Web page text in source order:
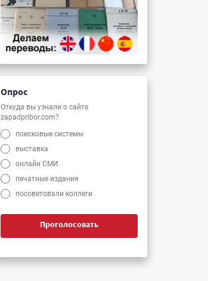
Опрос
Откуда вы узнали о сайте
zapadpribor.com?
поисковые системы
выставка
онлайн СМИ
печатные издания
посоветовали коллеги
Проголосовать